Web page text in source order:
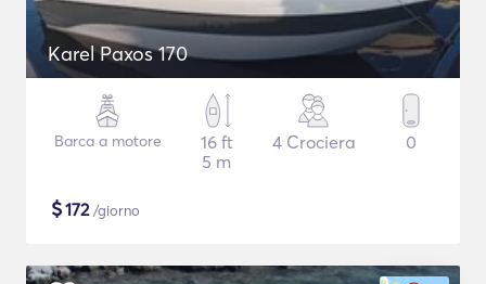
Karel Paxos 170
Barca a motore
16 ft
5 m
4 Crociera 0
$172/giorno